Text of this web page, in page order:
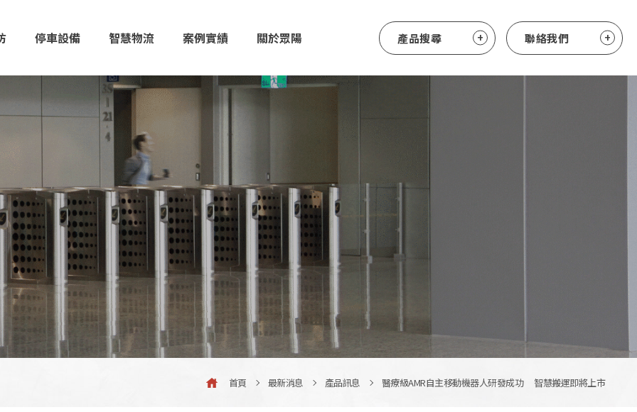
停車設備 智慧物流 案例實績 關於眾陽 產品搜尋 聯絡我們
首頁 最新消息 產品訊息 醫療級AMR自主移動機器人研發成功 智慧搬運即將上市